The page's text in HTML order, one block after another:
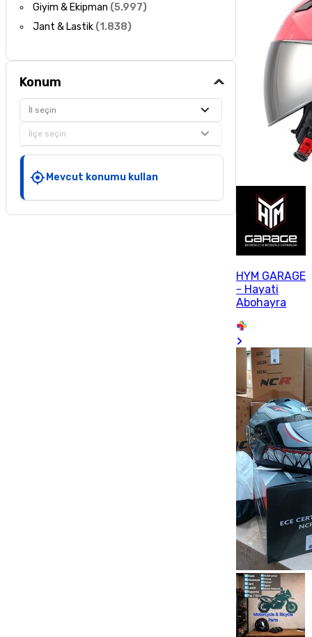
Giyim & Ekipman (5.997)
Jant & Lastik (1.838)
Konum
İl seçin
İlçe seçin
Mevcut konumu kullan
HYM GARAGE
- Hayati
Abohayra